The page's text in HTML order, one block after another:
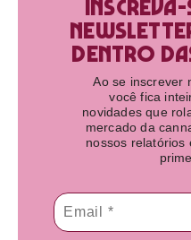
dentro
Ao se inscrever
você fica
novidades que
mercado da
nossos relatórios